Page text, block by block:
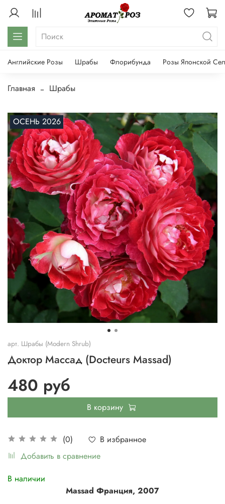
Английские Розы Шрабы Флорибунда Розы Японской
Главная Шрабы
ОСЕНЬ 2026
арт. Шрабы (Modern Shrub)
Доктор Массад (Docteurs Massad)
(0)
В избранное
Добавить в сравнение
В наличии
480 руб
В корзину
Massad Франция, 2007